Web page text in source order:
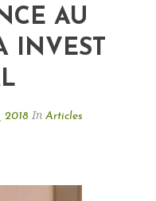
AU
INVEST
2018 In Articles